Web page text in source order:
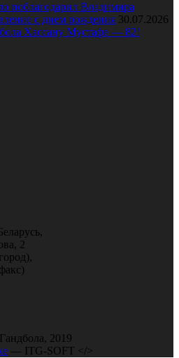
поблагодарил Владимира
с днем рождения 30.07.2026
Хассану Мустафе — 82!
2
2019
— ITG-SOFT </>